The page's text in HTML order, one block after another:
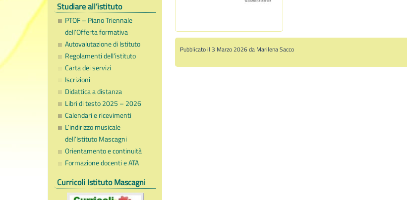
Studiare all’istituto
PTOF – Piano Triennale
dell’Offerta formativa
Autovalutazione di Istituto
Regolamenti dell’istituto
Carta dei servizi
Iscrizioni
Didattica a distanza
Libri di testo 2025 – 2026
Calendari e ricevimenti
L’indirizzo musicale
dell’Istituto Mascagni
Orientamento e continuità
Formazione docenti e ATA
Curricoli Istituto Mascagni
Pubblicato il 3 Marzo 2026 da Marilena Sacco